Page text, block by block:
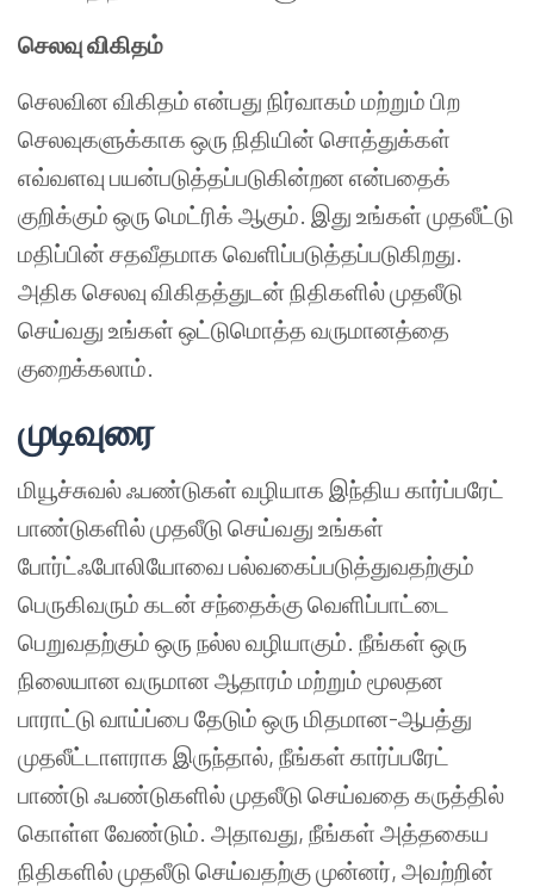
செலவு விகிதம்
செலவின விகிதம் என்பது நிர்வாகம் மற்றும் பிற
செலவுகளுக்காக ஒரு நிதியின் சொத்துக்கள்
எவ்வளவு பயன்படுத்தப்படுகின்றன என்பதைக்
குறிக்கும் ஒரு மெட்ரிக் ஆகும். இது உங்கள் முதலீட்டு
மதிப்பின் சதவீதமாக வெளிப்படுத்தப்படுகிறது.
அதிக செலவு விகிதத்துடன் நிதிகளில் முதலீடு
செய்வது உங்கள் ஒட்டுமொத்த வருமானத்தை
குறைக்கலாம்.
முடிவுரை
மியூச்சுவல் ஃபண்டுகள் வழியாக இந்திய கார்ப்பரேட்
பாண்டுகளில் முதலீடு செய்வது உங்கள்
போர்ட்ஃபோலியோவை பல்வகைப்படுத்துவதற்கும்
பெருகிவரும் கடன் சந்தைக்கு வெளிப்பாட்டை
பெறுவதற்கும் ஒரு நல்ல வழியாகும். நீங்கள் ஒரு
நிலையான வருமான ஆதாரம் மற்றும் மூலதன
பாராட்டு வாய்ப்பை தேடும் ஒரு மிதமான-ஆபத்து
முதலீட்டாளராக இருந்தால், நீங்கள் கார்ப்பரேட்
பாண்டு ஃபண்டுகளில் முதலீடு செய்வதை கருத்தில்
கொள்ள வேண்டும். அதாவது, நீங்கள் அத்தகைய
நிதிகளில் முதலீடு செய்வதற்கு முன்னர், அவற்றின்